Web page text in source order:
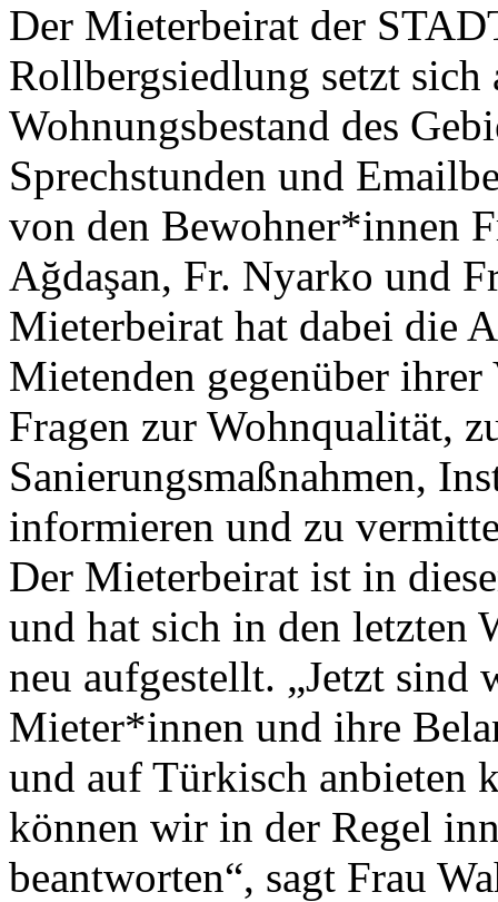
Der Mieterbeirat der
Rollbergsiedlung setzt
Wohnungsbestand des
Sprechstunden und
von den Bewohner*innen
Ağdaşan, Fr. Nyarko und
Mieterbeirat hat dabei die
Mietenden gegenüber
Fragen zur Wohnqualität,
Sanierungsmaßnahmen,
informieren und zu
Der Mieterbeirat ist in
und hat sich in den letzten
neu aufgestellt. „Jetzt
Mieter*innen und ihre
und auf Türkisch anbieten
können wir in der Regel
beantworten“, sagt Frau